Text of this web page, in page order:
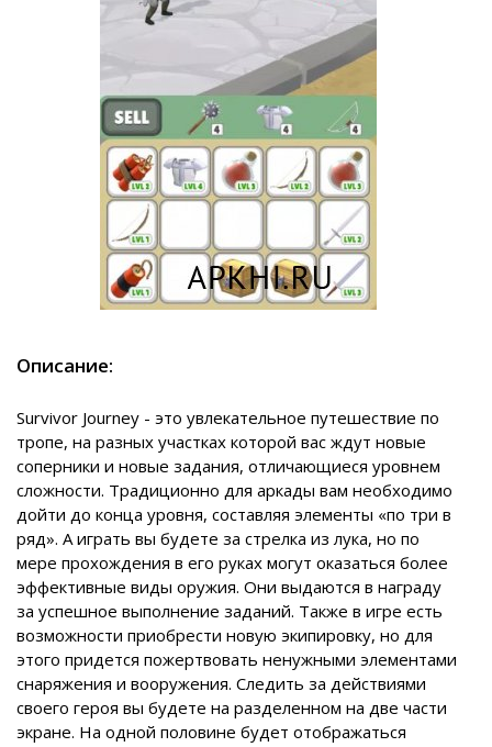
Описание:
Survivor Journey - это увлекательное путешествие по
тропе, на разных участках которой вас ждут новые
соперники и новые задания, отличающиеся уровнем
сложности. Традиционно для аркады вам необходимо
дойти до конца уровня, составляя элементы «по три в
ряд». А играть вы будете за стрелка из лука, но по
мере прохождения в его руках могут оказаться более
эффективные виды оружия. Они выдаются в награду
за успешное выполнение заданий. Также в игре есть
возможности приобрести новую экипировку, но для
этого придется пожертвовать ненужными элементами
снаряжения и вооружения. Следить за действиями
своего героя вы будете на разделенном на две части
экране. На одной половине будет отображаться